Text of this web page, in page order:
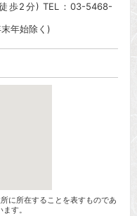
歩2分) TEL：03-5468-
年始除く)
に所在することを表すものであ
す。